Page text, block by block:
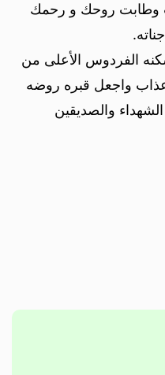
وطابت روحك و رحمك
الفردوس الأعلى من
واجعل قبره روضه
والصديقين